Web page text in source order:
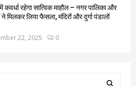
कवर्धा रहेगा सात्विक माहौल – नगर पालिका और
ने मिलकर लिया फैसला, मंदिरों और दुर्गा पंडालों
22, 2025 0